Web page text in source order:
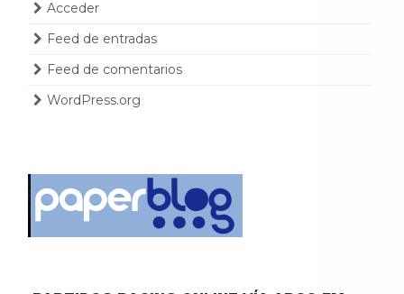
Acceder
Feed de entradas
Feed de comentarios
WordPress.org